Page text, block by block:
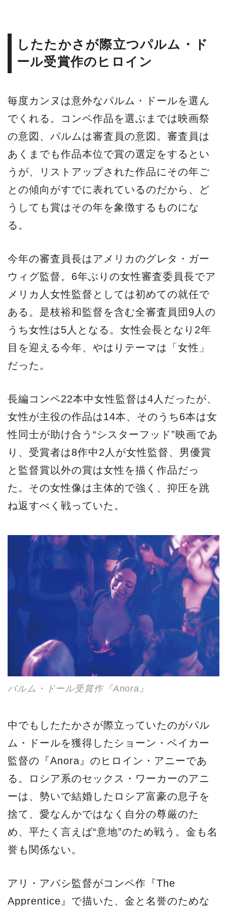
したたかさが際立つパルム・ド
ール受賞作のヒロイン
毎度カンヌは意外なパルム・ドールを選ん
でくれる。コンペ作品を選ぶまでは映画祭
の意図、パルムは審査員の意図。審査員は
あくまでも作品本位で賞の選定をするとい
うが、リストアップされた作品にその年ご
との傾向がすでに表れているのだから、ど
うしても賞はその年を象徴するものにな
る。
今年の審査員長はアメリカのグレタ・ガー
ウィグ監督。6年ぶりの女性審査委員長でア
メリカ人女性監督としては初めての就任で
ある。是枝裕和監督を含む全審査員団9人の
うち女性は5人となる。女性会長となり2年
目を迎える今年、やはりテーマは「女性」
だった。
長編コンペ22本中女性監督は4人だったが、
女性が主役の作品は14本、そのうち6本は女
性同士が助け合う“シスターフッド”映画であ
り、受賞者は8作中2人が女性監督、男優賞
と監督賞以外の賞は女性を描く作品だっ
た。その女性像は主体的で強く、抑圧を跳
ね返すべく戦っていた。
パルム・ドール受賞作『Anora』
中でもしたたかさが際立っていたのがパル
ム・ドールを獲得したショーン・ベイカー
監督の『Anora』のヒロイン・アニーであ
る。ロシア系のセックス・ワーカーのアニ
ーは、勢いで結婚したロシア富豪の息子を
捨て、愛なんかではなく自分の尊厳のた
め、平たく言えば“意地”のため戦う。金も名
誉も関係ない。
アリ・アバシ監督がコンペ作『The
Apprentice』で描いた、金と名誉のためな